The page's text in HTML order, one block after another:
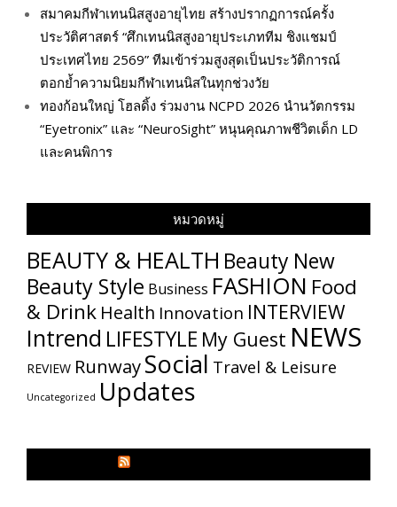
สมาคมกีฬาเทนนิสสูงอายุไทย สร้างปรากฏการณ์ครั้ง
ประวัติศาสตร์ “ศึกเทนนิสสูงอายุประเภททีม ชิงแชมป์
ประเทศไทย 2569” ทีมเข้าร่วมสูงสุดเป็นประวัติการณ์
ตอกย้ำความนิยมกีฬาเทนนิสในทุกช่วงวัย
ทองก้อนใหญ่ โฮลดิ้ง ร่วมงาน NCPD 2026 นำนวัตกรรม
“Eyetronix” และ “NeuroSight” หนุนคุณภาพชีวิตเด็ก LD
และคนพิการ
หมวดหมู่
BEAUTY & HEALTH Beauty New
Beauty Style Business FASHION Food
& Drink Health Innovation INTERVIEW
Intrend LIFESTYLE My​ Guest NEWS
REVIEW RunwaySocial Travel & Leisure
Uncategorized Updates